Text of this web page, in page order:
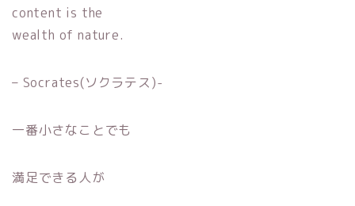
content is the
wealth of nature.
– Socrates(ソクラテス)-
一番小さなことでも
満足できる人が